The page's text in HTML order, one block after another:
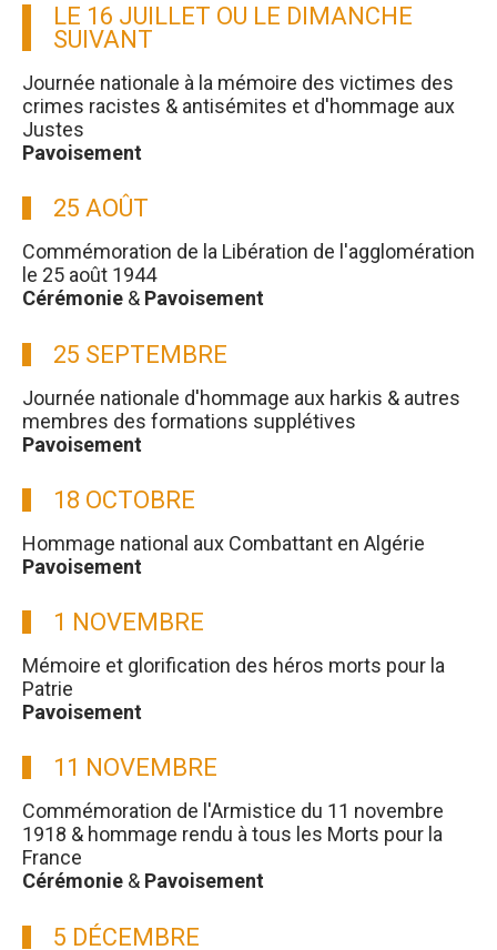
LE 16 JUILLET OU LE DIMANCHE
SUIVANT
Journée nationale à la mémoire des victimes des
crimes racistes & antisémites et d'hommage aux
Justes
Pavoisement
25 AOÛT
Commémoration de la Libération de l'agglomération
le 25 août 1944
Cérémonie & Pavoisement
25 SEPTEMBRE
Journée nationale d'hommage aux harkis & autres
membres des formations supplétives
Pavoisement
18 OCTOBRE
Hommage national aux Combattant en Algérie
Pavoisement
1 NOVEMBRE
Mémoire et glorification des héros morts pour la
Patrie
Pavoisement
11 NOVEMBRE
Commémoration de l'Armistice du 11 novembre
1918 & hommage rendu à tous les Morts pour la
France
Cérémonie & Pavoisement
5 DÉCEMBRE